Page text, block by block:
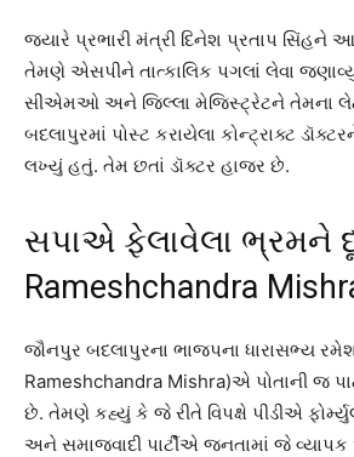
જ્યારે પ્રભારી મંત્રી દિનેશ પ્રતાપ
તેમણે એસપીને તાત્કાલિક પગલાં લેવા
સીએમઓ અને જિલ્લા મેજિસ્ટ્રેટને તેમના
બદલાપુરમાં પોસ્ટ કરાયેલા કોન્ટ્રાક્ટ
લખ્યું હતું. તેમ છતાં ડૉક્ટર હાજર છે.
સપાએ ફેલાવેલા ભ્રમને
Rameshchandra
જૌનપુર બદલાપુરના ભાજપના ધારાસભ્ય
Rameshchandra Mishra)એ પોતાની જ
છે. તેમણે કહ્યું કે જે રીતે વિપક્ષે પીડીએ
અને સમાજવાદી પાર્ટીએ જનતામાં જે